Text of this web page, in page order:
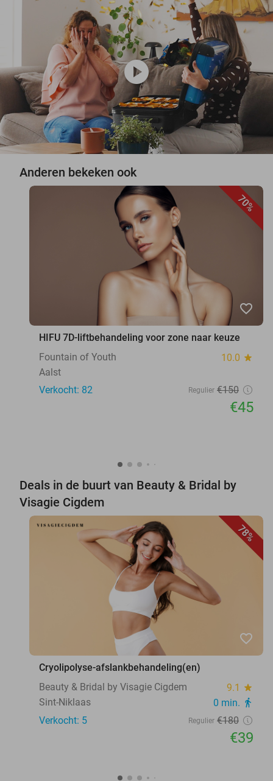
play_circle
Anderen bekeken ook
70%
favorite_border
HIFU 7D-liftbehandeling voor zone naar keuze
Fountain of Youth
10.0 star
Aalst
Verkocht: 82
Regulier €150
€45
Deals in de buurt van Beauty & Bridal by
Visagie Cigdem
78%
favorite_border
Cryolipolyse-afslankbehandeling(en)
Beauty & Bridal by Visagie Cigdem
9.1 star
Sint-Niklaas 0 min. directions_walk
Verkocht: 5 Regulier €180
€39